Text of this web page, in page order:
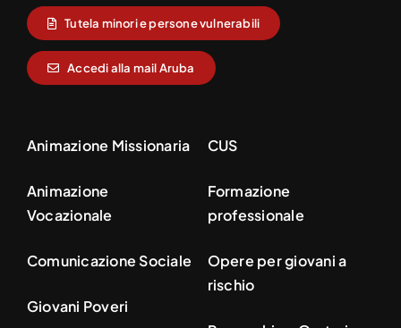
Tutela minori e persone vulnerabili
Accedi alla mail Aruba
Animazione Missionaria
Animazione
Vocazionale
Comunicazione Sociale
Giovani Poveri
CUS
Formazione
professionale
Opere per giovani a
rischio